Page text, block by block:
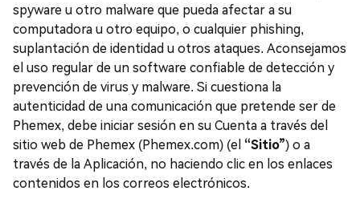
spyware u otro malware que pueda afectar a su
computadora u otro equipo, o cualquier phishing,
suplantación de identidad u otros ataques. Aconsejamos
el uso regular de un software confiable de detección y
prevención de virus y malware. Si cuestiona la
autenticidad de una comunicación que pretende ser de
Phemex, debe iniciar sesión en su Cuenta a través del
sitio web de Phemex (Phemex.com) (el “Sitio”) o a
través de la Aplicación, no haciendo clic en los enlaces
contenidos en los correos electrónicos.